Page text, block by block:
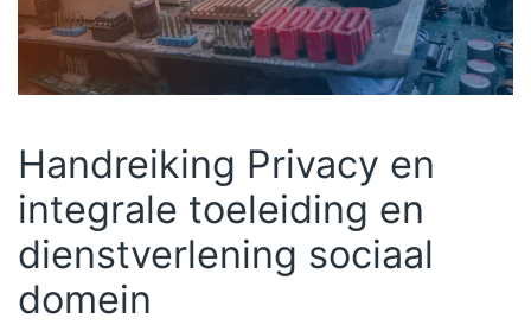
Handreiking Privacy en
integrale toeleiding en
dienstverlening sociaal
domein